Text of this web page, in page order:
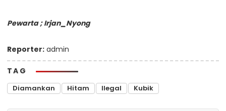
Pewarta ; Irjan_Nyong
Reporter: admin
TAG
Diamankan Hitam Ilegal Kubik